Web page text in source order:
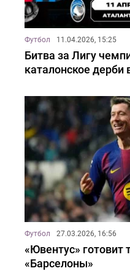
Футбол 11.04.2026, 15:25
Битва за Лигу
каталонское дерби
Футбол 27.03.2026, 16:56
«Ювентус» готовит
«Барселоны»